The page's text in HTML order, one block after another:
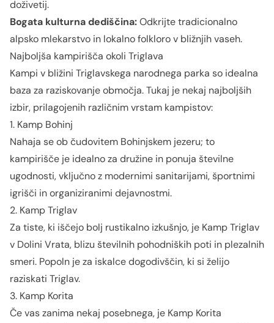
doživetij.
Bogata kulturna dediščina:Odkrijte tradicionalno
alpsko mlekarstvo in lokalno folkloro v bližnjih vaseh.
Najboljša kampirišča okoli Triglava
Kampi v bližini Triglavskega narodnega parka so idealna
baza za raziskovanje območja. Tukaj je nekaj najboljših
izbir, prilagojenih različnim vrstam kampistov:
1. Kamp Bohinj
Nahaja se ob čudovitem Bohinjskem jezeru; to
kampirišče je idealno za družine in ponuja številne
ugodnosti, vključno z modernimi sanitarijami, športnimi
igrišči in organiziranimi dejavnostmi.
2. Kamp Triglav
Za tiste, ki iščejo bolj rustikalno izkušnjo, je Kamp Triglav
v Dolini Vrata, blizu številnih pohodniških poti in plezalnih
smeri. Popoln je za iskalce dogodivščin, ki si želijo
raziskati Triglav.
3. Kamp Korita
Če vas zanima nekaj posebnega, je Kamp Korita